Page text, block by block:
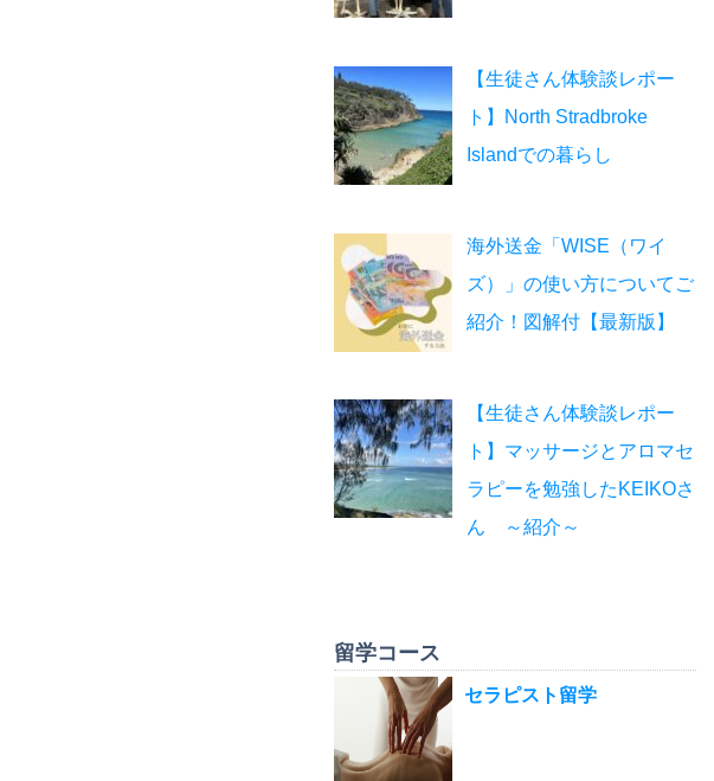
【生徒さん体験談レポー
ト】North Stradbroke
Islandでの暮らし
海外送金「WISE（ワイ
ズ）」の使い方についてご
紹介！図解付【最新版】
【生徒さん体験談レポー
ト】マッサージとアロマセ
ラピーを勉強したKEIKOさ
ん ～紹介～
留学コース
セラピスト留学